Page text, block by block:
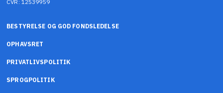
CVR: 12539959
BESTYRELSE OG GOD FONDSLEDELSE
OPHAVSRET
PRIVATLIVSPOLITIK
SPROGPOLITIK